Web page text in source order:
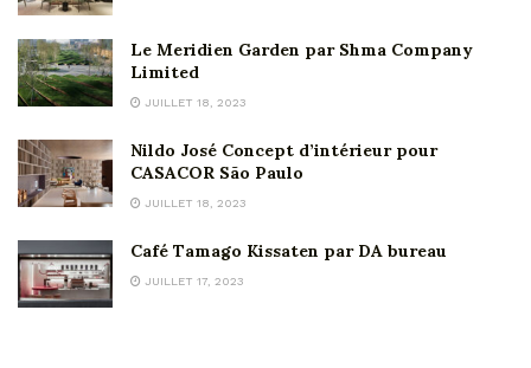
Le Meridien Garden par Shma Company
Limited
JUILLET 18, 2023
Nildo José Concept d’intérieur pour
CASACOR São Paulo
JUILLET 18, 2023
Café Tamago Kissaten par DA bureau
JUILLET 17, 2023